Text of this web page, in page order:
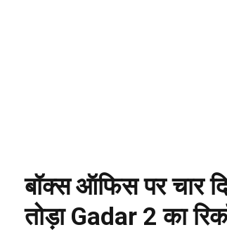
बॉक्स ऑफिस पर चार
तोड़ा Gadar 2 का